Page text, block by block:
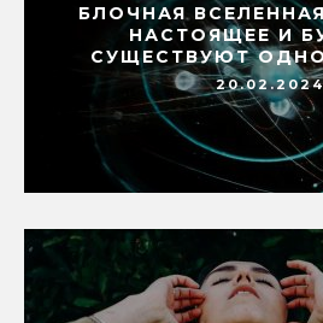
БЛОЧНАЯ
НАСТОЯЩЕЕ И
СУЩЕСТВУЮТ
20.02.2024